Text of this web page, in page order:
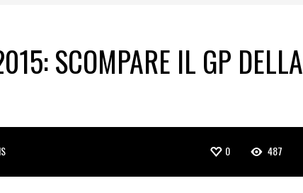
SCOMPARE IL GP DELLA
0 487